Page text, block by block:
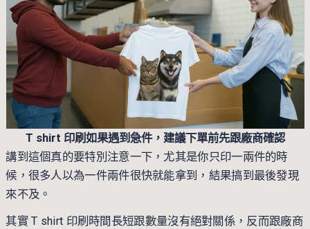
T shirt 印刷如果遇到急件，建議下單前先跟廠商確認
講到這個真的要特別注意一下，尤其是你只印一兩件的時
候，很多人以為一件兩件很快就能拿到，結果搞到最後發現
來不及。
其實 T shirt 印刷時間長短跟數量沒有絕對關係，反而跟廠商